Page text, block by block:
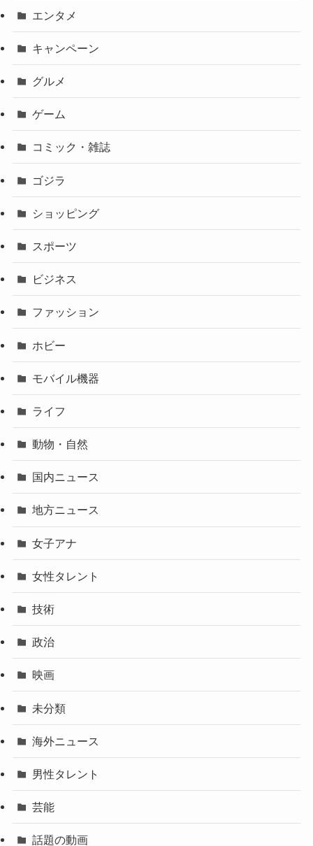
エンタメ
キャンペーン
グルメ
ゲーム
コミック・雑誌
ゴジラ
ショッピング
スポーツ
ビジネス
ファッション
ホビー
モバイル機器
ライフ
動物・自然
国内ニュース
地方ニュース
女子アナ
女性タレント
技術
政治
映画
未分類
海外ニュース
男性タレント
芸能
話題の動画